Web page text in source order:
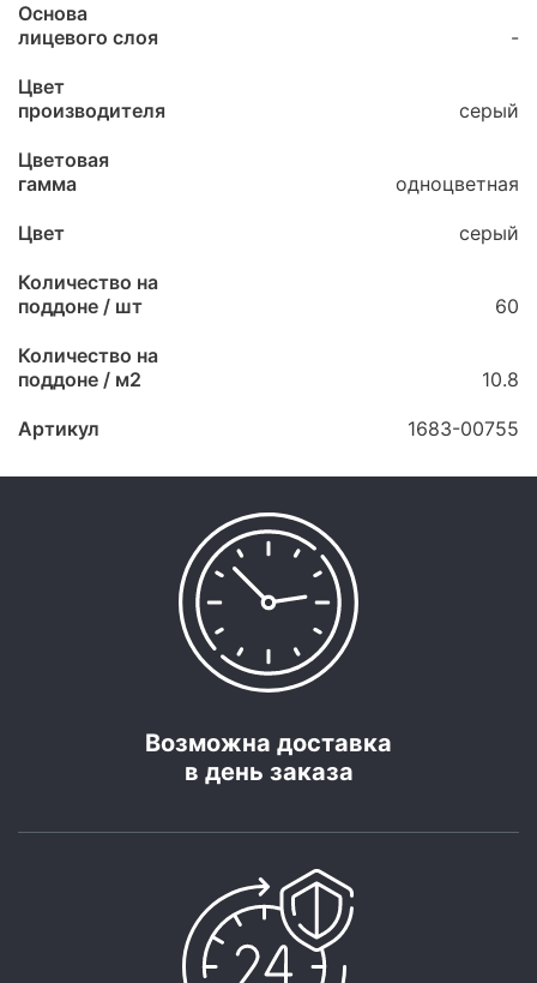
Основа
лицевого слоя
-
Цвет
производителя
серый
Цветовая
гамма
одноцветная
Цвет серый
Количество на
поддоне / шт
60
Количество на
поддоне / м2
10.8
Артикул 1683-00755
Возможна доставка
в день заказа